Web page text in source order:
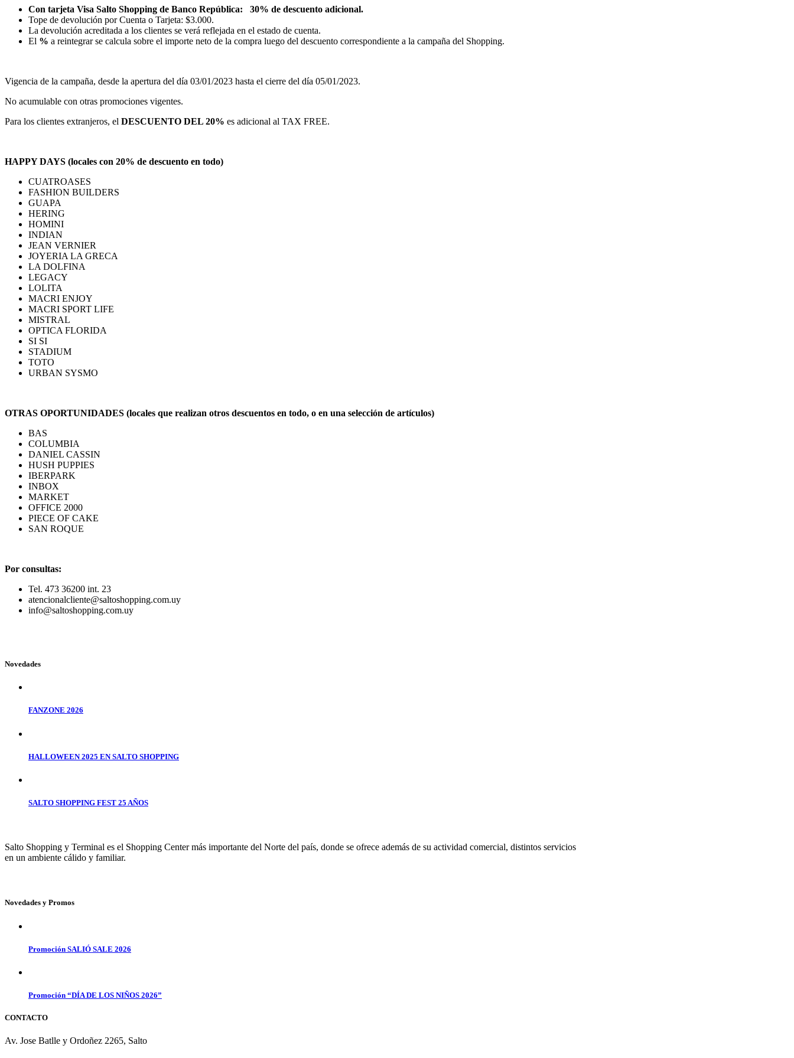
Con tarjeta Visa Salto Shopping de Banco República: 30% de descuento adicional.
Tope de devolución por Cuenta o Tarjeta: $3.000.
La devolución acreditada a los clientes se verá reflejada en el estado de cuenta.
El % a reintegrar se calcula sobre el importe neto de la compra luego del descuento correspondiente a la campaña del Shopping.
Vigencia de la campaña, desde la apertura del día 03/01/2023 hasta el cierre del día 05/01/2023.
No acumulable con otras promociones vigentes.
Para los clientes extranjeros, el DESCUENTO DEL 20% es adicional al TAX FREE.
HAPPY DAYS (locales con 20% de descuento en todo)
CUATROASES
FASHION BUILDERS
GUAPA
HERING
HOMINI
INDIAN
JEAN VERNIER
JOYERIA LA GRECA
LA DOLFINA
LEGACY
LOLITA
MACRI ENJOY
MACRI SPORT LIFE
MISTRAL
OPTICA FLORIDA
SI SI
STADIUM
TOTO
URBAN SYSMO
OTRAS OPORTUNIDADES (locales que realizan otros descuentos en todo, o en una selección de artículos)
BAS
COLUMBIA
DANIEL CASSIN
HUSH PUPPIES
IBERPARK
INBOX
MARKET
OFFICE 2000
PIECE OF CAKE
SAN ROQUE
Por consultas:
Tel. 473 36200 int. 23
atencionalcliente@saltoshopping.com.uy
info@saltoshopping.com.uy
Novedades
FANZONE 2026
HALLOWEEN 2025 EN SALTO SHOPPING
SALTO SHOPPING FEST 25 AÑOS
Salto Shopping y Terminal es el Shopping Center más importante del Norte del país, donde se ofrece además de su actividad comercial, distintos servicios
en un ambiente cálido y familiar.
Novedades y Promos
Promoción SALIÓ SALE 2026
Promoción “DÍA DE LOS NIÑOS 2026”
CONTACTO
Av. Jose Batlle y Ordoñez 2265, Salto